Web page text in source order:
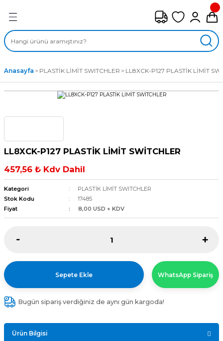
ÇEŞİTLERİ
FANLAR
FANLAR
Anasayfa PLASTİK LİMİT SWITCHLER LL8XCK-P127 PLASTİK LİMİT
LL8XCK-P127 PLASTİK LİMİT SWİTCHLER
457,56 ₺ Kdv Dahil
Kategori
PLASTİK LİMİT SWITCHLER
Stok Kodu
17485
Fiyat
8,00 USD + KDV
Sepete Ekle WhatsApp Sipariş
Bugün sipariş verdiğiniz de aynı gün kargoda!
Ürün Bilgisi